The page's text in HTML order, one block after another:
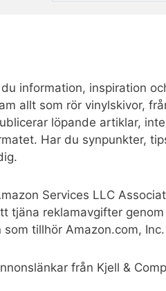
information, inspiration
allt som rör vinylskivor,
löpande artiklar,
Har du synpunkter,
Services LLC
tjäna reklamavgifter
som tillhör Amazon.com,
från Kjell &